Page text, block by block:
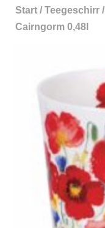
Start / Teegeschirr /
Cairngorm 0,48l